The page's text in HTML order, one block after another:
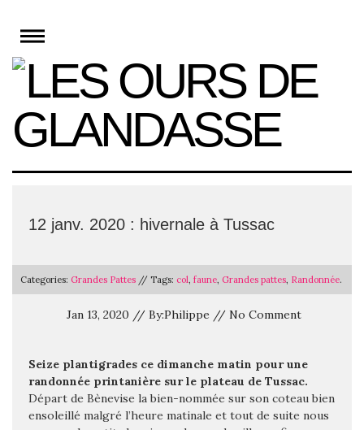
content
12 janv. 2020 : hivernale à Tussac
Categories: Grandes Pattes // Tags: col, faune, Grandes pattes, Randonnée.
Jan 13, 2020 // By:Philippe // No Comment
Seize plantigrades ce dimanche matin pour une
randonnée printanière sur le plateau de Tussac.
Départ de Bènevise la bien-nommée sur son coteau bien
ensoleillé malgré l’heure matinale et tout de suite nous